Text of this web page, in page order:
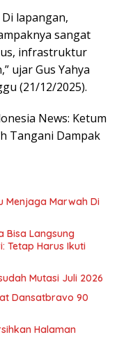
lapangan,
sangat
infrastruktur
ujar Gus Yahya
(21/12/2025).
News: Ketum
Tangani Dampak
Menjaga Marwah Di
Bisa Langsung
Tetap Harus Ikuti
Mutasi Juli 2026
Dansatbravo 90
Halaman